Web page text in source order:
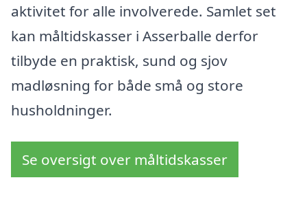
aktivitet for alle involverede. Samlet set
kan måltidskasser i Asserballe derfor
tilbyde en praktisk, sund og sjov
madløsning for både små og store
husholdninger.
Se oversigt over måltidskasser